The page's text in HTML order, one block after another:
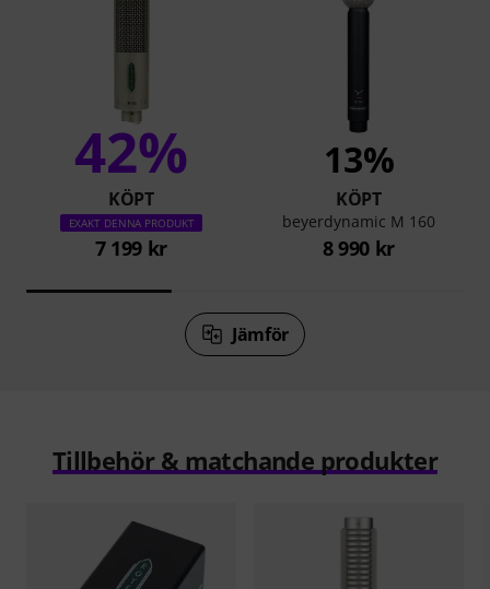
42%
KÖPT
EXAKT DENNA PRODUKT
7 199 kr
13%
KÖPT
beyerdynamic M 160
8 990 kr
Jämför
Tillbehör & matchande produkter